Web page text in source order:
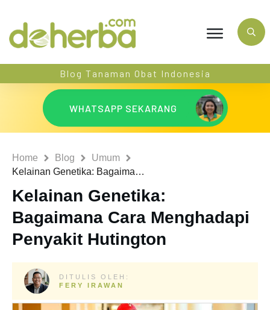
Blog Tanaman Obat Indonesia
WHATSAPP SEKARANG
Home Blog
Umum
Kelainan Genetika: Bagaimana Cara Menghadapi Penyakit Hutington
Kelainan Genetika:
Bagaimana Cara Menghadapi
Penyakit Hutington
DITULIS OLEH:
FERY IRAWAN